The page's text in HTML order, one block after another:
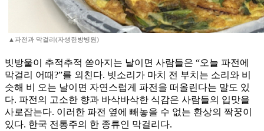
▲파전과 막걸리(자생한방병원)
빗방울이 추적추적 쏟아지는 날이면 사람들은 “오늘 파전에
막걸리 어때?”를 외친다. 빗소리가 마치 전 부치는 소리와 비
슷해 비 오는 날이면 자연스럽게 파전을 떠올린다는 말도 있
다. 파전의 고소한 향과 바삭바삭한 식감은 사람들의 입맛을
사로잡는다. 이러한 파전 옆에 빼놓을 수 없는 환상의 짝꿍이
있다. 한국 전통주의 한 종류인 막걸리다.